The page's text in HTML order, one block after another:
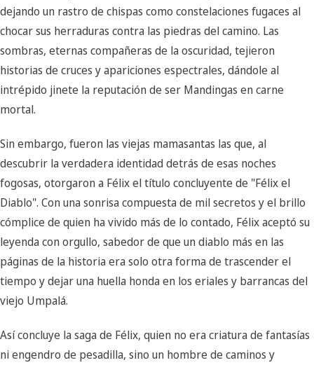
dejando un rastro de chispas como constelaciones fugaces al
chocar sus herraduras contra las piedras del camino. Las
sombras, eternas compañeras de la oscuridad, tejieron
historias de cruces y apariciones espectrales, dándole al
intrépido jinete la reputación de ser Mandingas en carne
mortal.
Sin embargo, fueron las viejas mamasantas las que, al
descubrir la verdadera identidad detrás de esas noches
fogosas, otorgaron a Félix el título concluyente de "Félix el
Diablo". Con una sonrisa compuesta de mil secretos y el brillo
cómplice de quien ha vivido más de lo contado, Félix aceptó su
leyenda con orgullo, sabedor de que un diablo más en las
páginas de la historia era solo otra forma de trascender el
tiempo y dejar una huella honda en los eriales y barrancas del
viejo Umpalá.
Así concluye la saga de Félix, quien no era criatura de fantasías
ni engendro de pesadilla, sino un hombre de caminos y